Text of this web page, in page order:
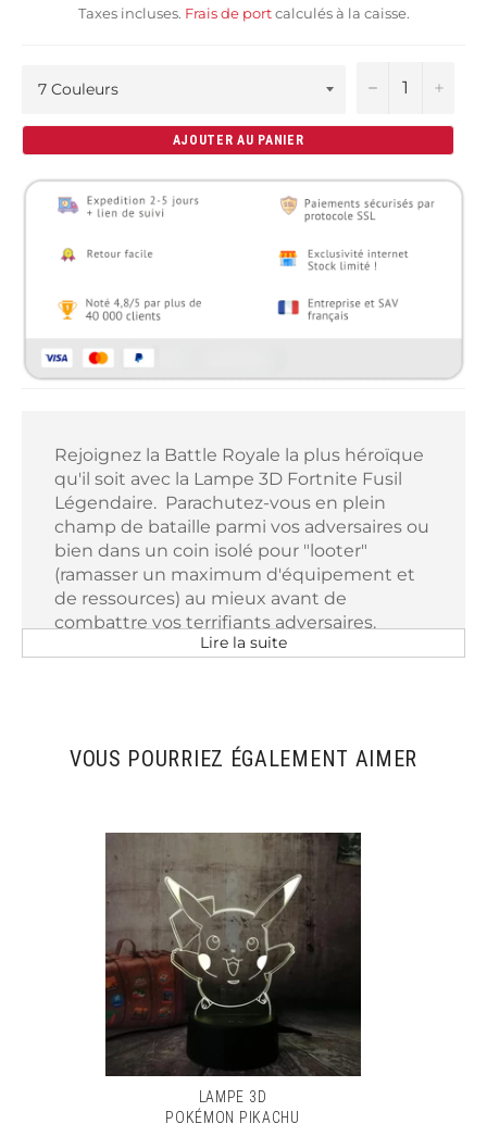
Taxes incluses. Frais de portcalculés à la caisse.
− +
AJOUTER AU PANIER
Rejoignez la Battle Royale la plus héroïque
qu'il soit avec la Lampe 3D Fortnite Fusil
Légendaire. Parachutez-vous en plein
champ de bataille parmi vos adversaires ou
bien dans un coin isolé pour "looter"
(ramasser un maximum d'équipement et
de ressources) au mieux avant de
combattre vos terrifiants adversaires.
LaLampe Fortnite Fusil Légendaire vous
élaboration de vos refuges ou protection.
Affrontez sans crainte le feu ennemi. Il faudra
choisir avec attention ton armement, que ce soit
classique ou
épiquecomme le SCAR, les armes
offrent toutes une puissance de feu
incroyable. N’oubliez pas aussi de boire votre
potion pour rester en forme tout au long de
l’aventure.
Caractéristiques :
Type: Veilleuse 3D / Lampe 3D / Illusion 3D /
Hologramme
Collection : Jeu Vidéo / Gaming / Fortnite /
Lire la suite
VOUS POURRIEZ ÉGALEMENT AIMER
LAMPE 3D
POKÉMON PIKACHU